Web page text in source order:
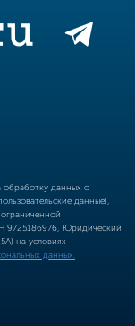
обработку данных о
данные),
9725186976, Юридический
на условиях
данных.